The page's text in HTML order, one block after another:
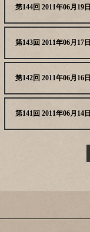
第144回 2011年06月19日
第143回 2011年06月17日
第142回 2011年06月16日
第141回 2011年06月14日